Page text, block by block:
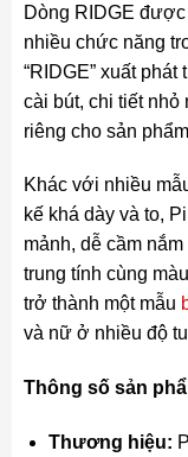
Dòng RIDGE
nhiều chức năng
“RIDGE” xuất
cài bút, chi tiết nhỏ
riêng cho sản
Khác với nhiều
kế khá dày và to,
mảnh, dễ cầm
trung tính cùng
trở thành một mẫu
và nữ ở nhiều độ
Thông số sản
Thương hiệu: